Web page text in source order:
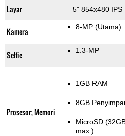
Layar 5" 854x480 IPS
Kamera 8-MP (Utama)
Selfie 1.3-MP
Prosesor, Memori
1GB RAM
8GB
MicroSD
max.)